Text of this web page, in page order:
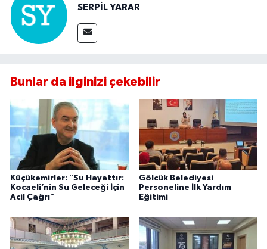
SERPİL YARAR
Bunlar da ilginizi çekebilir
Küçükemirler: "Su Hayattır:
Kocaeli’nin Su Geleceği İçin
Acil Çağrı"
Gölcük Belediyesi
Personeline İlk Yardım
Eğitimi